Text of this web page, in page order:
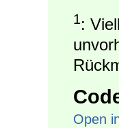
1:
Open